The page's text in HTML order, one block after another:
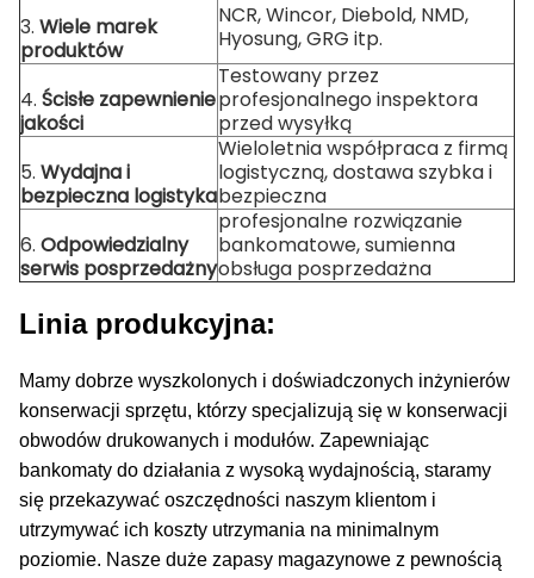
3. Wiele marek
produktów
NCR, Wincor, Diebold, NMD,
Hyosung, GRG itp.
4. Ścisłe zapewnienie
jakości
Testowany przez
profesjonalnego inspektora
przed wysyłką
5. Wydajna i
bezpieczna logistyka
Wieloletnia współpraca z firmą
logistyczną, dostawa szybka i
bezpieczna
6. Odpowiedzialny
serwis posprzedażny
profesjonalne rozwiązanie
bankomatowe, sumienna
obsługa posprzedażna
Linia produkcyjna:
Mamy dobrze wyszkolonych i doświadczonych inżynierów
konserwacji sprzętu, którzy specjalizują się w konserwacji
obwodów drukowanych i modułów. Zapewniając
bankomaty do działania z wysoką wydajnością, staramy
się przekazywać oszczędności naszym klientom i
utrzymywać ich koszty utrzymania na minimalnym
poziomie. Nasze duże zapasy magazynowe z pewnością